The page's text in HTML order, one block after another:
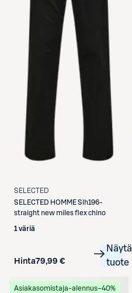
SELECTED
SELECTED HOMME Slh196-
straight new miles flex chino
1 väriä
Hinta79,99 €
Näytä
tuote
Asiakasomistaja-alennus−40%